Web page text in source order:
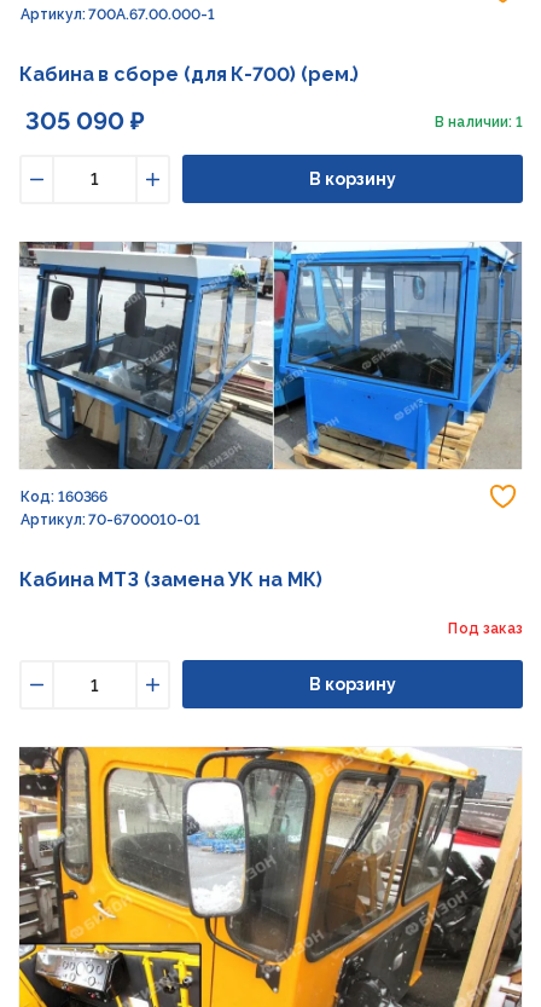
Артикул: 700А.67.00.000-1
Кабина в сборе (для К-700) (рем.)
305 090 ₽ В наличии: 1
Увеличить
В корзину
Код: 160366
Артикул: 70-6700010-01
Кабина МТЗ (замена УК на МК)
Под заказ
Увеличить
В корзину